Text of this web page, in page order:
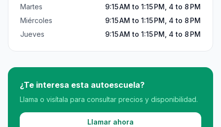
Martes
9:15 AM to 1:15 PM, 4 to 8 PM
Miércoles
9:15 AM to 1:15 PM, 4 to 8 PM
Jueves
9:15 AM to 1:15 PM, 4 to 8 PM
¿Te interesa esta autoescuela?
Llama o visítala para consultar precios y disponibilidad.
Llamar ahora